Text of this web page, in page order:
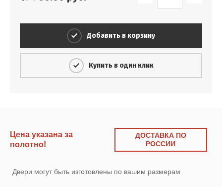
Добавить в корзину
Купить в один клик
Цена указана за
полотно!
ДОСТАВКА ПО
РОССИИ
Двери могут быть изготовлены по вашим размерам